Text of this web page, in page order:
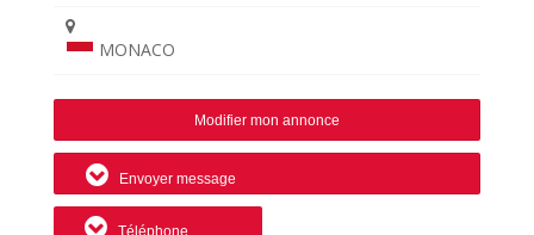
MONACO
Modifier mon annonce
Envoyer message